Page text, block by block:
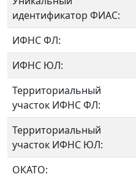
идентификатор ФИАС:
ИФНС ФЛ:
ИФНС ЮЛ:
Территориальный
участок ИФНС ФЛ:
Территориальный
участок ИФНС ЮЛ:
ОКАТО: